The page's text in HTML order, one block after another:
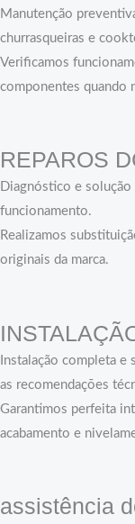
Manutenção
churrasqueiras e
Verificamos
componentes quando
REPAROS
Diagnóstico e solução
funcionamento.
Realizamos
originais da marca.
Instalação completa
as recomendações
Garantimos perfeita
acabamento e
assistência